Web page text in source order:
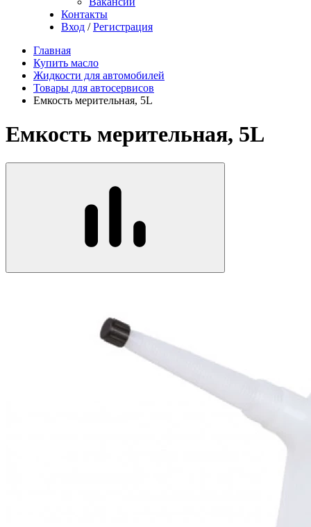
Контакты
Вход / Регистрация
Главная
Купить масло
Жидкости для автомобилей
Товары для автосервисов
Емкость мерительная, 5L
Емкость мерительная, 5L